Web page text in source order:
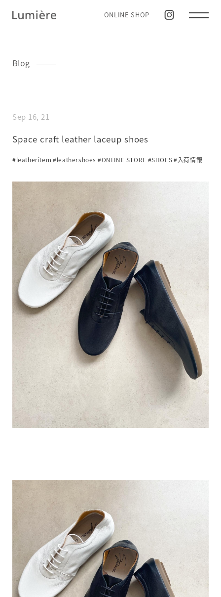
ONLINE SHOP
Blog
Sep 16, 21
Space craft leather laceup shoes
#leatheritem #leathershoes #ONLINE STORE #SHOES#入荷情報